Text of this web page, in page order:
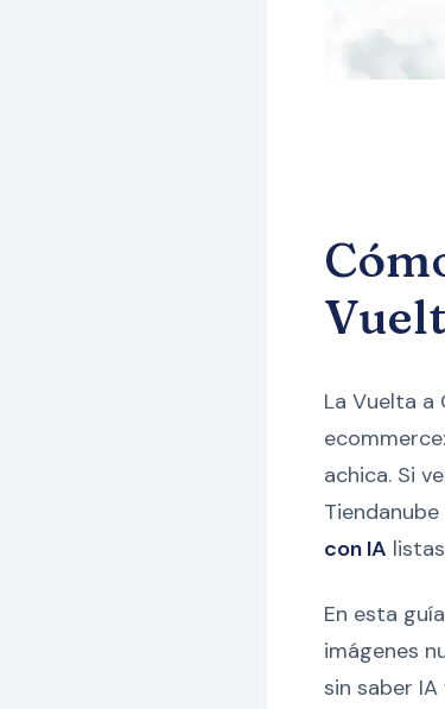
La Vuelta a
achica. Si
con IA
En esta
imágenes
sin saber